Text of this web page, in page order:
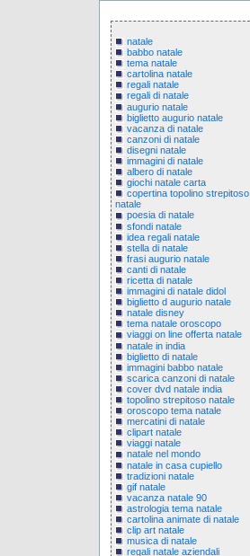
natale
babbo natale
tema natale
cartolina natale
regali natale
regali di natale
augurio natale
biglietto augurio natale
vacanza di natale
canzoni di natale
disegni natale
immagini di natale
albero di natale
giochi natale carta
copertina topolino strepitoso
natale
poesia di natale
sfondi natale
idea regali natale
stella di natale
frasi augurio natale
canti di natale
ricetta di natale
immagini di natale didol
biglietto d augurio natale
natale disney
tema natale oroscopo
viaggi on line offerta natale
natale in india
biglietto di natale
immagini babbo natale
scarica canzoni di natale
cover dvd natale india
topolino strepitoso natale
oroscopo tema natale
mercatini di natale
clipart natale
viaggi natale
natale nel mondo
natale in casa cupiello
tradizioni natale
gif natale
vacanza natale 90
astrologia tema natale
cartolina animate di natale
clip art natale
musica di natale
regali natale aziendali